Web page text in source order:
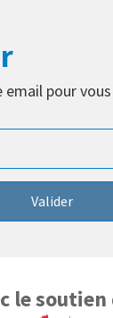
pour
Valider
le soutien